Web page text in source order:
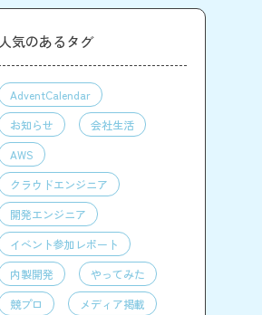
人気のあるタグ
AdventCalendar
お知らせ
会社生活
AWS
クラウドエンジニア
開発エンジニア
イベント参加レポート
内製開発
やってみた
競プロ
メディア掲載